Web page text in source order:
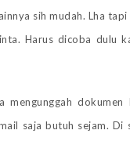
sih mudah. Lha
Harus dicoba dulu
saja butuh sejam. Di